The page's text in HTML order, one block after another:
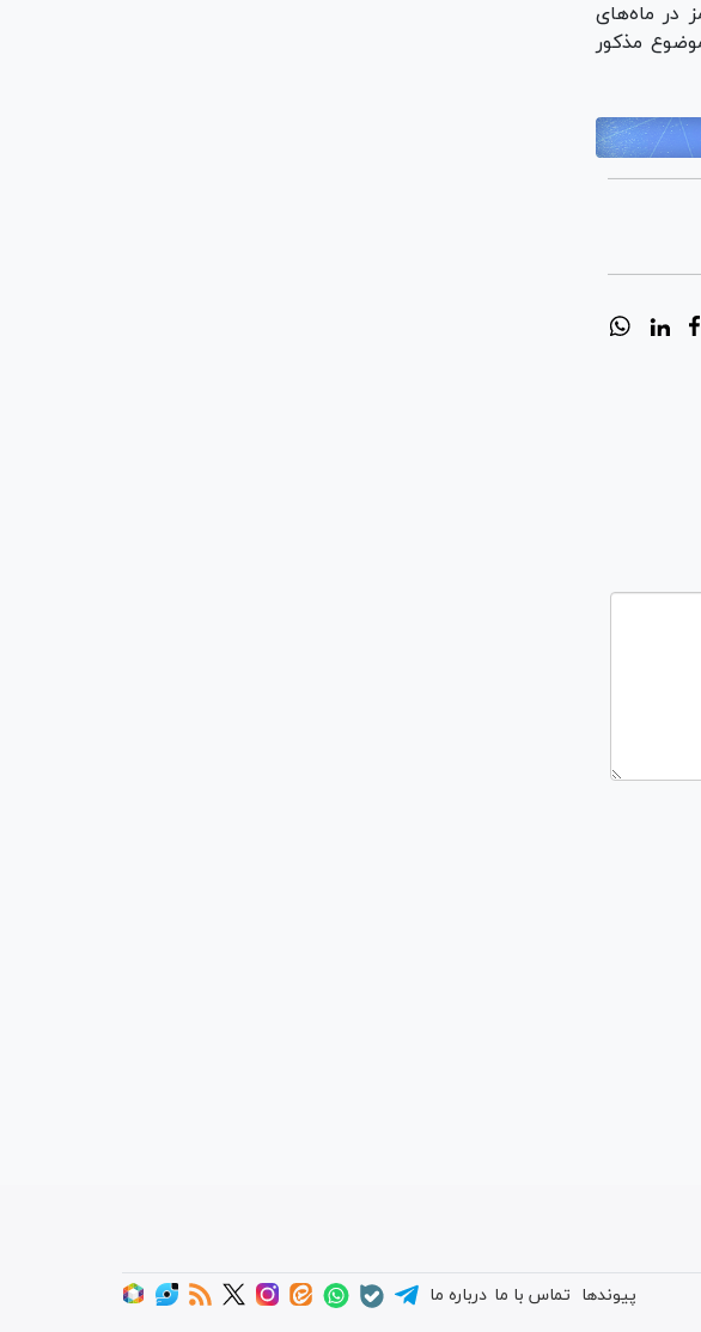
در ماه‌های
مذکور
پیوندها تماس با ما درباره ما